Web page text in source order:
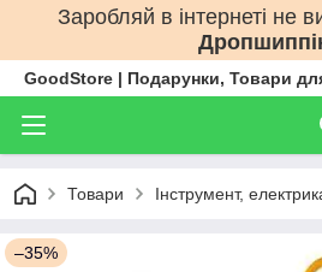
Заробляй в інтернеті не
GoodStore | Подарунки, Товари
Товари Інструмент,
–35%